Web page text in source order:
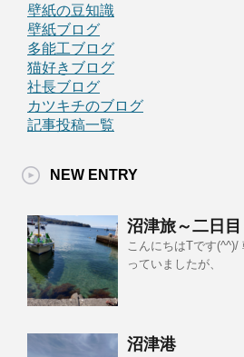
壁紙の豆知識
壁紙ブログ
多能工ブログ
猫好きブログ
社長ブログ
カツキチのブログ
記事投稿一覧
NEW ENTRY
沼津旅～二日目
こんにちはTです(^^)/
っていましたが、
沼津港